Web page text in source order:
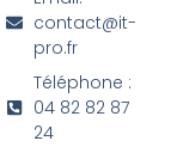
contact@it-
pro.fr
Téléphone :
04 82 82 87
24